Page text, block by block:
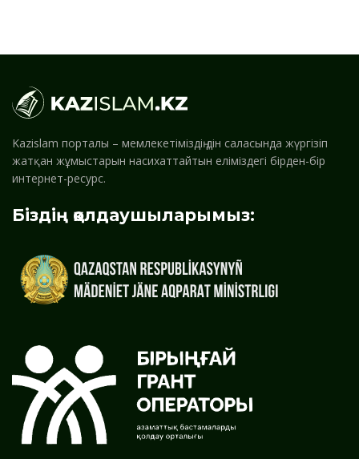
Kazislam порталы – мемлекетіміздің дін саласында жүргізіп
жатқан жұмыстарын насихаттайтын еліміздегі бірден-бір
интернет-ресурс.
Біздің қолдаушыларымыз: